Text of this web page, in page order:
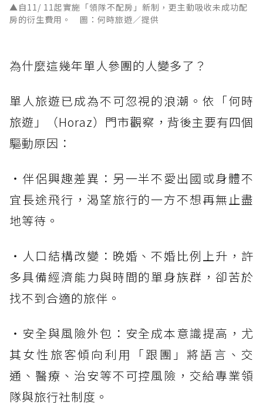
▲自11/ 11起實施「領隊不配房」新制，更主動吸收未成功配
房的衍生費用。 圖：何時旅遊／提供
為什麼這幾年單人參團的人變多了？
單人旅遊已成為不可忽視的浪潮。依「何時
旅遊」（Horaz）門市觀察，背後主要有四個
驅動原因：
・伴侶興趣差異：另一半不愛出國或身體不
宜長途飛行，渴望旅行的一方不想再無止盡
地等待。
・人口結構改變：晚婚、不婚比例上升，許
多具備經濟能力與時間的單身族群，卻苦於
找不到合適的旅伴。
・安全與風險外包：安全成本意識提高，尤
其女性旅客傾向利用「跟團」將語言、交
通、醫療、治安等不可控風險，交給專業領
隊與旅行社制度。